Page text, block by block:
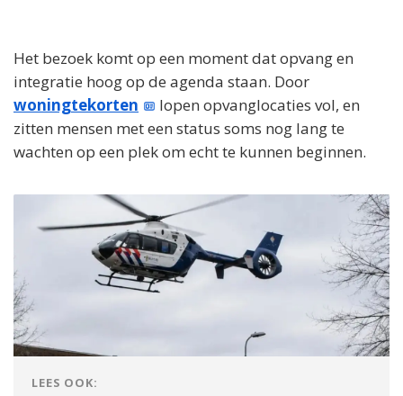
Het bezoek komt op een moment dat opvang en
integratie hoog op de agenda staan. Door
woningtekorten
lopen opvanglocaties vol, en
zitten mensen met een status soms nog lang te
wachten op een plek om echt te kunnen beginnen.
LEES OOK: